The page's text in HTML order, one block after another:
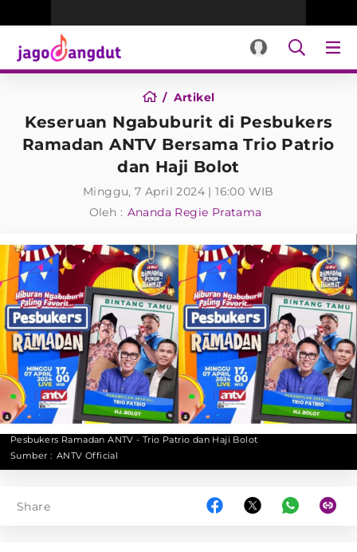
Artikel
Keseruan Ngabuburit di Pesbukers
Ramadan ANTV Bersama Trio Patrio
dan Haji Bolot
Minggu, 7 April 2024 | 16:00 WIB
Oleh : Ananda Regie Pratama
Pesbukers Ramadan ANTV - Trio Patrio dan Haji Bolot
Sumber : ANTV Official
Share